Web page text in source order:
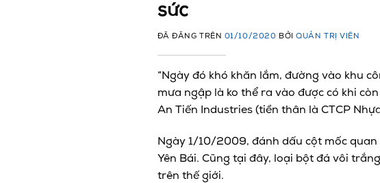
sức
ĐÃ ĐĂNG TRÊN 01/10/2020 BỞIQUẢN TRỊ VIÊN
“Ngày đó khó khăn lắm, đường vào khu
mưa ngập là ko thể ra vào được có khi
An Tiến Industries (tiền thân là CTCP
Ngày 1/10/2009, đánh dấu cột mốc
Yên Bái. Cũng tại đây, loại bột đá vôi
trên thế giới.